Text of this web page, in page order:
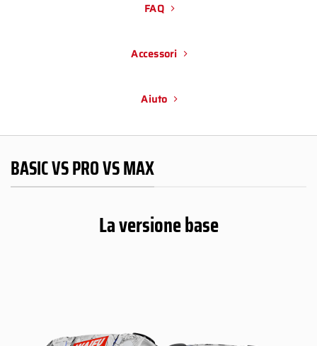
FAQ
Accessori
Aiuto
BASIC VS PRO VS MAX
La versione base